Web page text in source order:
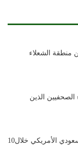
منطقة الشعلاء
الصحفيين الذين
عين الإنسانية: ضحايا العدوان السعودي الأمريكي خلال10